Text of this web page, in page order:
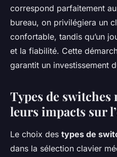
correspond parfaitement
bureau, on privilégiera un
confortable, tandis qu’un
et la fiabilité. Cette
garantit un investissement
Types de switches
leurs impacts sur
Le choix des types de
dans la sélection clavier